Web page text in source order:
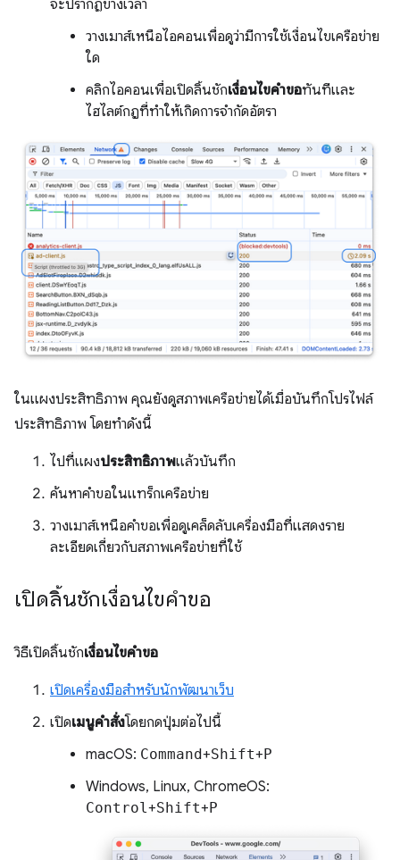
จะปรากฏข้างเวลา
วางเมาส์เหนือไอคอนเพื่อดูว่ามีการใช้เงื่อนไขเครือข่าย
ใด
คลิกไอคอนเพื่อเปิดลิ้นชักเงื่อนไขคำขอทันทีและ
ไฮไลต์กฎที่ทำให้เกิดการจำกัดอัตรา
ในแผงประสิทธิภาพ คุณยังดูสภาพเครือข่ายได้เมื่อบันทึกโปรไฟล์
ประสิทธิภาพ โดยทำดังนี้
ไปที่แผงประสิทธิภาพแล้วบันทึก
ค้นหาคำขอในแทร็กเครือข่าย
วางเมาส์เหนือคำขอเพื่อดูเคล็ดลับเครื่องมือที่แสดงราย
ละเอียดเกี่ยวกับสภาพเครือข่ายที่ใช้
เปิดลิ้นชักเงื่อนไขคำขอ
วิธีเปิดลิ้นชักเงื่อนไขคำขอ
เปิดเครื่องมือสำหรับนักพัฒนาเว็บ
เปิดเมนูคำสั่งโดยกดปุ่มต่อไปนี้
macOS: Command+Shift+ P
Windows, Linux, ChromeOS:
Control+Shift+ P